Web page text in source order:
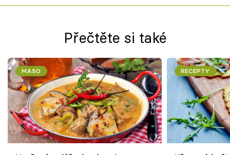
Přečtěte si také
MASO RECEPTY